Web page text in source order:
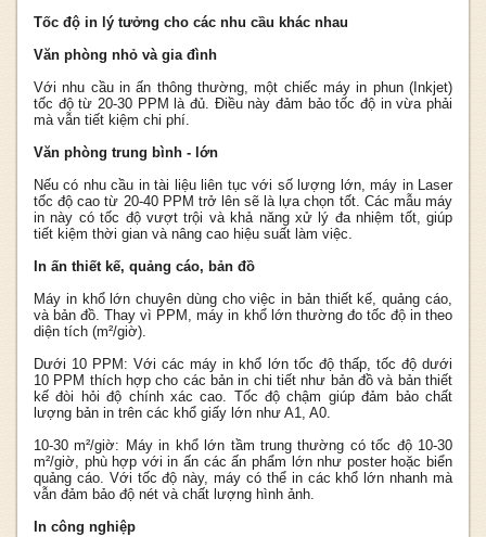
Tốc độ in lý tưởng cho các nhu cầu khác nhau
Văn phòng nhỏ và gia đình
Với nhu cầu in ấn thông thường, một chiếc máy in phun (Inkjet)
tốc độ từ 20-30 PPM là đủ. Điều này đảm bảo tốc độ in vừa phải
mà vẫn tiết kiệm chi phí.
Văn phòng trung bình - lớn
Nếu có nhu cầu in tài liệu liên tục với số lượng lớn, máy in Laser
tốc độ cao từ 20-40 PPM trở lên sẽ là lựa chọn tốt. Các mẫu máy
in này có tốc độ vượt trội và khả năng xử lý đa nhiệm tốt, giúp
tiết kiệm thời gian và nâng cao hiệu suất làm việc.
In ấn thiết kế, quảng cáo, bản đồ
Máy in khổ lớn chuyên dùng cho việc in bản thiết kế, quảng cáo,
và bản đồ. Thay vì PPM, máy in khổ lớn thường đo tốc độ in theo
diện tích (m²/giờ).
Dưới 10 PPM: Với các máy in khổ lớn tốc độ thấp, tốc độ dưới
10 PPM thích hợp cho các bản in chi tiết như bản đồ và bản thiết
kế đòi hỏi độ chính xác cao. Tốc độ chậm giúp đảm bảo chất
lượng bản in trên các khổ giấy lớn như A1, A0.
10-30 m²/giờ: Máy in khổ lớn tầm trung thường có tốc độ 10-30
m²/giờ, phù hợp với in ấn các ấn phẩm lớn như poster hoặc biển
quảng cáo. Với tốc độ này, máy có thể in các khổ lớn nhanh mà
vẫn đảm bảo độ nét và chất lượng hình ảnh.
In công nghiệp